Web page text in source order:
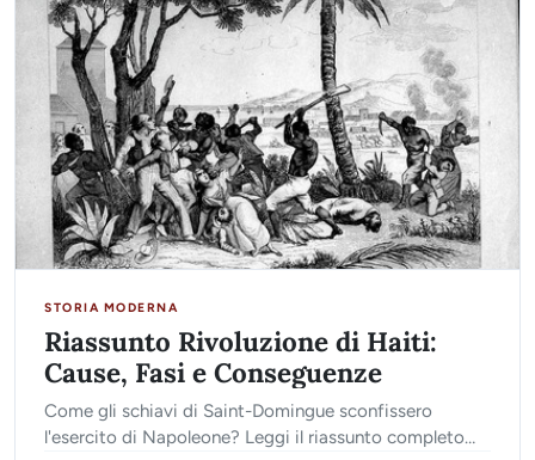
STORIA MODERNA
Riassunto Rivoluzione di Haiti:
Cause, Fasi e Conseguenze
Come gli schiavi di Saint-Domingue sconfissero
l'esercito di Napoleone? Leggi il riassunto completo